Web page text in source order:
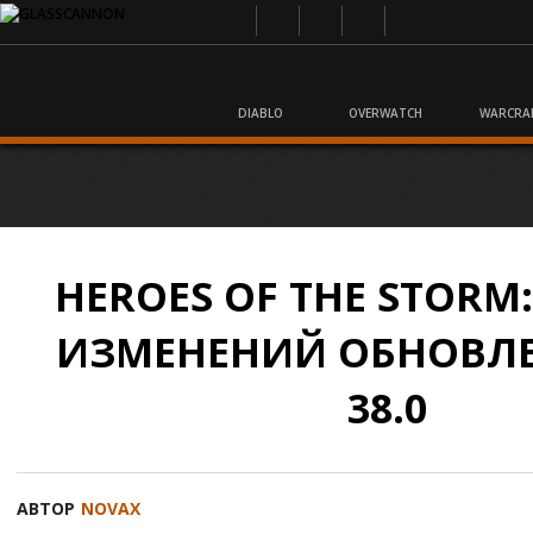
DIABLO OVERWATCH
HEROES OF THE
ИЗМЕНЕНИЙ
38.0
АВТОР NOVAX